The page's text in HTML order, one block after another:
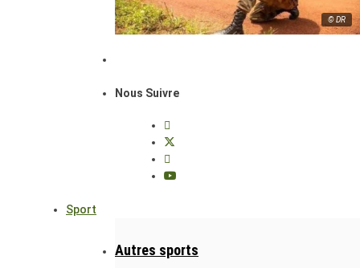
© DR
Nous Suivre
Sport
Autres sports